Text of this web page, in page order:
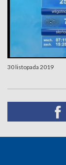
30 listopada 2019